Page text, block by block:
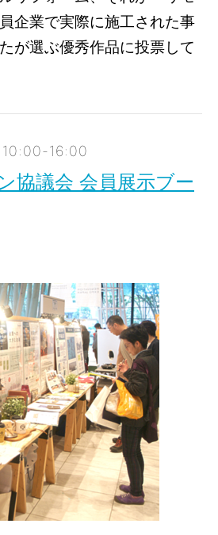
企業で実際に施工された事
が選ぶ優秀作品に投票して
16:00
協議会 会員展示ブー